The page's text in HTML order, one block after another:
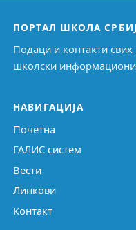
ПОРТАЛ ШКОЛА
Подаци и контакти
школски информациони
НАВИГАЦИЈА
Почетна
ГАЛИС систем
Вести
Линкови
Контакт